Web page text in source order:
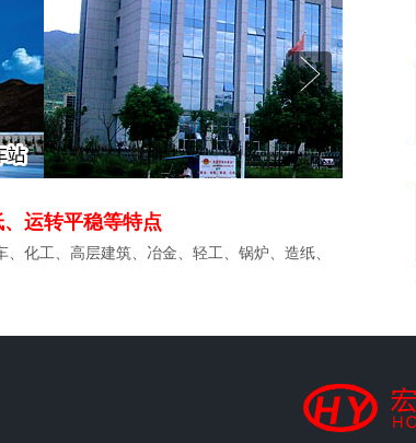
运转平稳等特点
化工、高层建筑、冶金、轻工、锅炉、造纸、